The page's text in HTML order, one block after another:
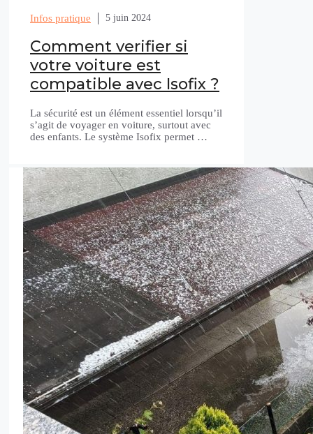
Infos pratique 5 juin 2024
Comment verifier si
votre voiture est
compatible avec Isofix ?
La sécurité est un élément essentiel lorsqu’il
s’agit de voyager en voiture, surtout avec
des enfants. Le système Isofix permet …